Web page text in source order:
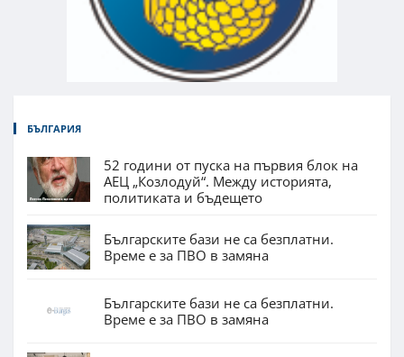
БЪЛГАРИЯ
52 години от пуска на първия блок на
АЕЦ „Козлодуй“. Между историята,
политиката и бъдещето
Българските бази не са безплатни.
Време е за ПВО в замяна
Българските бази не са безплатни.
Време е за ПВО в замяна